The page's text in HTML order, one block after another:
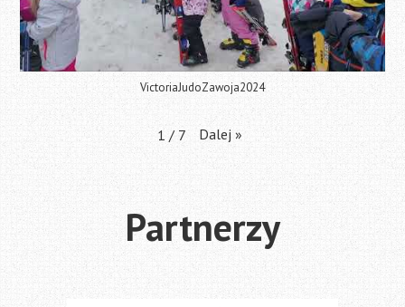
VictoriaJudoZawoja2024
1 / 7 Dalej »
Partnerzy